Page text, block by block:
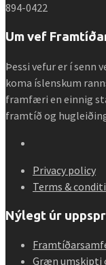
894-0422
Um vef
Þessi vefur er í senn
koma íslenskum
framfæri en einnig
framtíð og
Privacy policy
Terms &
Nýlegt úr
Græn umskipti